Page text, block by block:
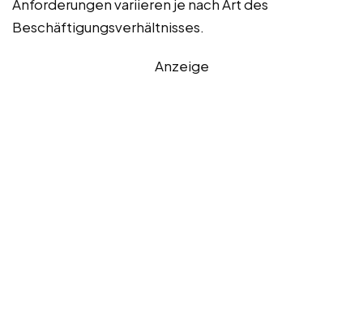
Anforderungen variieren je nach Art des
Beschäftigungsverhältnisses.
Anzeige